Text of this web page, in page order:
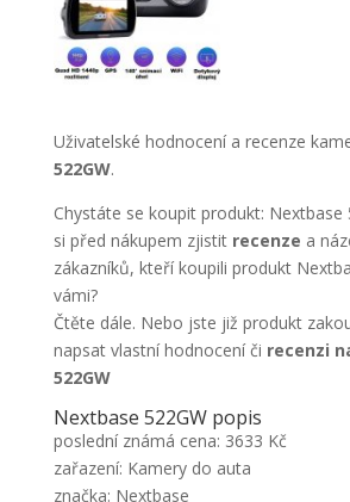
Uživatelské hodnocení a recenze
522GW.
Chystáte se koupit produkt: Nextbase
si před nákupem zjistit recenze a
zákazníků, kteří koupili produkt
vámi?
Čtěte dále. Nebo jste již produkt
napsat vlastní hodnocení či recenzi
522GW
Nextbase 522GW popis
poslední známá cena: 3633 Kč
zařazení: Kamery do auta
značka: Nextbase